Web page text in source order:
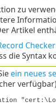
zu
Artikel
Checker
die Syntax
ein neues